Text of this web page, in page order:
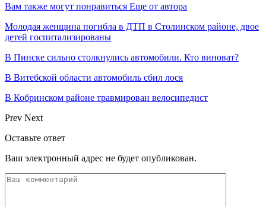
Вам также могут понравиться Еще от автора
Молодая женщина погибла в ДТП в Столинском районе, двое
детей госпитализированы
В Пинске сильно столкнулись автомобили. Кто виноват?
В Витебской области автомобиль сбил лося
В Кобринском районе травмирован велосипедист
Prev Next
Оставьте ответ
Ваш электронный адрес не будет опубликован.